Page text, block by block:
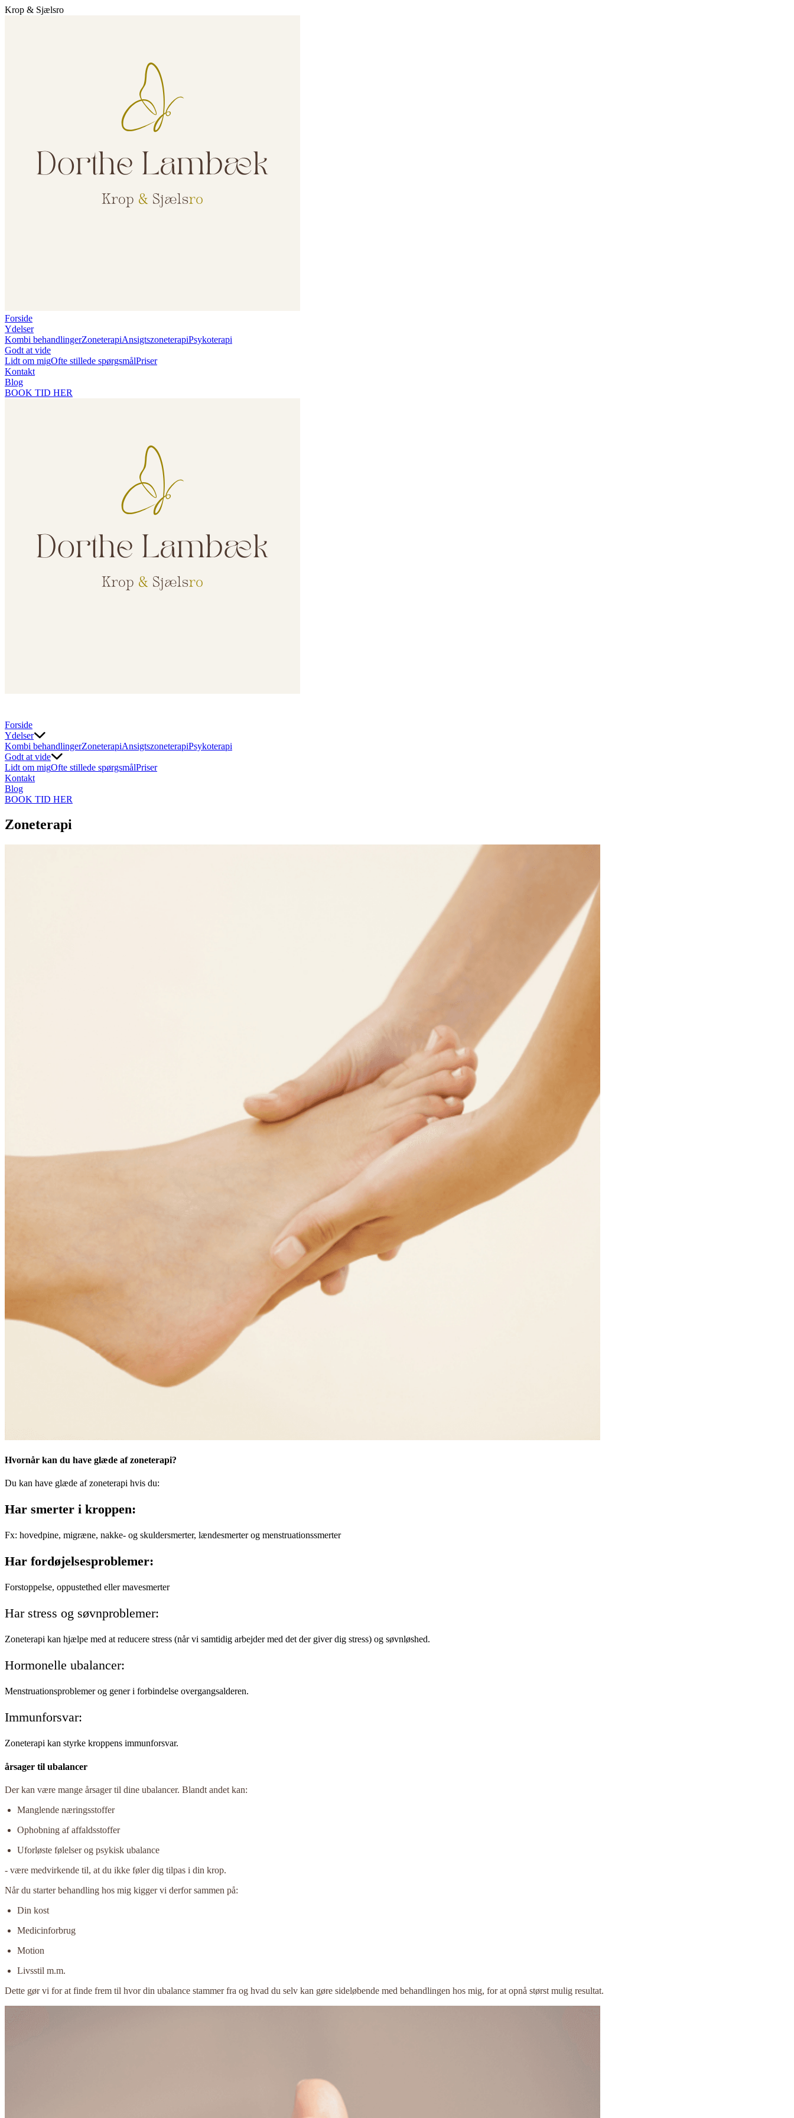
Krop & Sjælsro
Forside
Ydelser
Kombi behandlingerZoneterapiAnsigtszoneterapiPsykoterapi
Godt at vide
Lidt om migOfte stillede spørgsmålPriser
Kontakt
Blog
BOOK TID HER
Forside
Ydelser
Kombi behandlingerZoneterapiAnsigtszoneterapiPsykoterapi
Godt at vide
Lidt om migOfte stillede spørgsmålPriser
Kontakt
Blog
BOOK TID HER
Zoneterapi
Hvornår kan du have glæde af zoneterapi?
Du kan have glæde af zoneterapi hvis du:
Har smerter i kroppen:
Fx: hovedpine, migræne, nakke- og skuldersmerter, lændesmerter og menstruationssmerter
Har fordøjelsesproblemer:
Forstoppelse, oppustethed eller mavesmerter
Har stress og søvnproblemer:
Zoneterapi kan hjælpe med at reducere stress (når vi samtidig arbejder med det der giver dig stress) og søvnløshed.
Hormonelle ubalancer:
Menstruationsproblemer og gener i forbindelse overgangsalderen.
Immunforsvar:
Zoneterapi kan styrke kroppens immunforsvar.
årsager til ubalancer
Der kan være mange årsager til dine ubalancer. Blandt andet kan:
Manglende næringsstoffer
Ophobning af affaldsstoffer
Uforløste følelser og psykisk ubalance
- være medvirkende til, at du ikke føler dig tilpas i din krop. ​
Når du starter behandling hos mig kigger vi derfor sammen på:
Din kost
Medicinforbrug
Motion
Livsstil m.m.
Dette gør vi for at finde frem til hvor din ubalance stammer fra og hvad du selv kan gøre sideløbende med behandlingen hos mig, for at opnå størst mulig resultat.